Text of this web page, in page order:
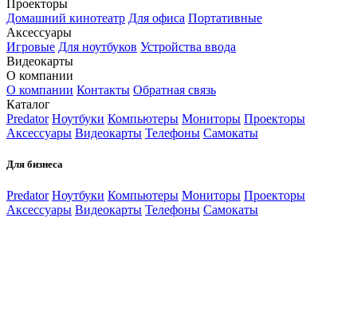
Проекторы
Домашний кинотеатр Для офиса Портативные
Аксессуары
Игровые Для ноутбуков Устройства ввода
Видеокарты
О компании
О компании Контакты Обратная связь
Каталог
Predator Ноутбуки Компьютеры Мониторы Проекторы
Аксессуары Видеокарты Телефоны Самокаты
Для бизнеса
Predator Ноутбуки Компьютеры Мониторы Проекторы
Аксессуары Видеокарты Телефоны Самокаты